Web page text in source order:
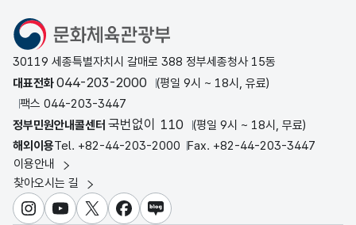
문화체육관광부
30119 세종특별자치시 갈매로 388 정부세종청사 15동
대표전화044-203-2000
(평일 9시 ~ 18시, 유료)
팩스 044-203-3447
정부민원안내콜센터 국번없이 110
(평일 9시 ~ 18시, 무료)
해외이용Tel. +82-44-203-2000 Fax. +82-44-203-3447
이용안내
찾아오시는 길
인스타그램
유튜브X 페이스북
블로그